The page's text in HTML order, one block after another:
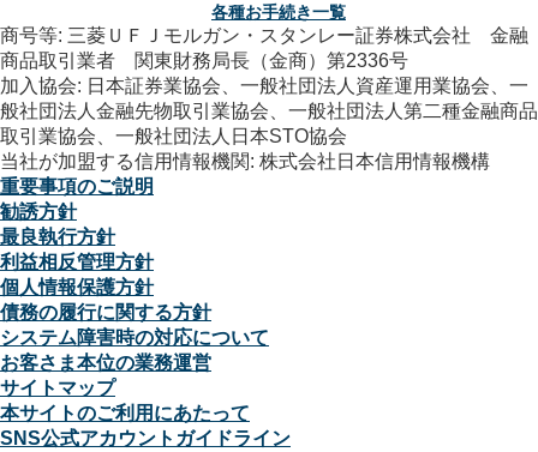
各種お手続き一覧
商号等: 三菱ＵＦＪモルガン・スタンレー証券株式会社 金融
商品取引業者 関東財務局長（金商）第2336号
加入協会: 日本証券業協会、一般社団法人資産運用業協会、一
般社団法人金融先物取引業協会、一般社団法人第二種金融商品
取引業協会、一般社団法人日本STO協会
当社が加盟する信用情報機関: 株式会社日本信用情報機構
重要事項のご説明
勧誘方針
最良執行方針
利益相反管理方針
個人情報保護方針
債務の履行に関する方針
システム障害時の対応について
お客さま本位の業務運営
サイトマップ
本サイトのご利用にあたって
SNS公式アカウントガイドライン